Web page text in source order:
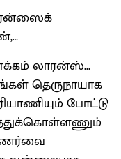
லாரன்ஸ்...
தெருநாயாக
போட்டு